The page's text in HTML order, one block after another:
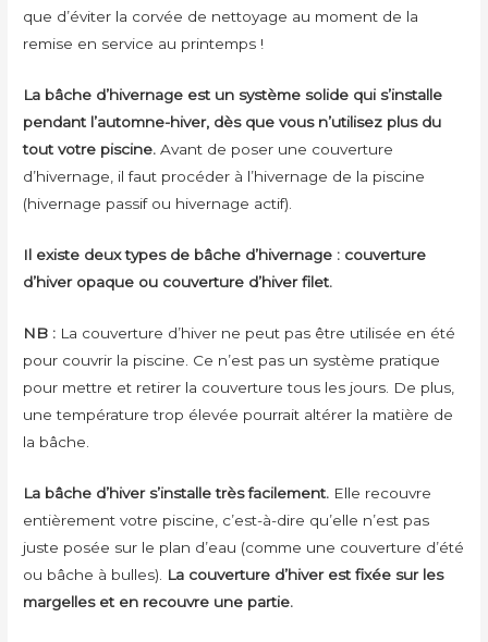
que d’éviter la corvée de nettoyage au moment de la
remise en service au printemps !
La bâche d’hivernage est un système solide qui s’installe
pendant l’automne-hiver, dès que vous n’utilisez plus du
tout votre piscine. Avant de poser une couverture
d’hivernage, il faut procéder à l’hivernage de la piscine
(hivernage passif ou hivernage actif).
Il existe deux types de bâche d’hivernage : couverture
d’hiver opaque ou couverture d’hiver filet.
NB : La couverture d’hiver ne peut pas être utilisée en été
pour couvrir la piscine. Ce n’est pas un système pratique
pour mettre et retirer la couverture tous les jours. De plus,
une température trop élevée pourrait altérer la matière de
la bâche.
La bâche d’hiver s’installe très facilement. Elle recouvre
entièrement votre piscine, c’est-à-dire qu’elle n’est pas
juste posée sur le plan d’eau (comme une couverture d’été
ou bâche à bulles).
La couverture d’hiver est fixée sur les
margelles et en recouvre une partie.